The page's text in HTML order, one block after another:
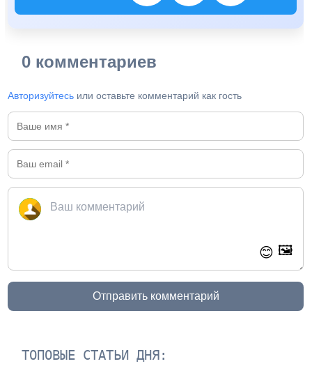
0 комментариев
Авторизуйтесь или оставьте комментарий как гость
😊 🖼️
Отправить комментарий
ТОПОВЫЕ СТАТЬИ ДНЯ: